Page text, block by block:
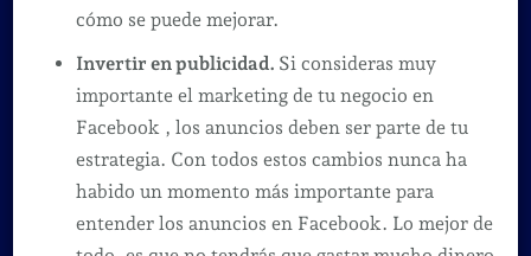
cómo se puede mejorar.
Invertir en publicidad. Si consideras muy
importante el marketing de tu negocio en
Facebook , los anuncios deben ser parte de tu
estrategia. Con todos estos cambios nunca ha
habido un momento más importante para
entender los anuncios en Facebook. Lo mejor de